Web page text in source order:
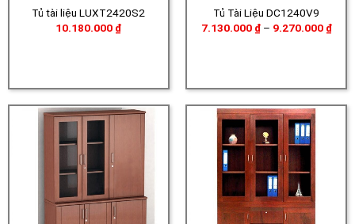
Tủ tài liệu LUXT2420S2
10.180.000 ₫
Tủ Tài Liệu DC1240V9
7.130.000 ₫ – 9.270.000 ₫
giá: